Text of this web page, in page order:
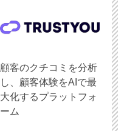
顧客のクチコミを分析
し、顧客体験をAIで最
大化するプラットフォ
ーム